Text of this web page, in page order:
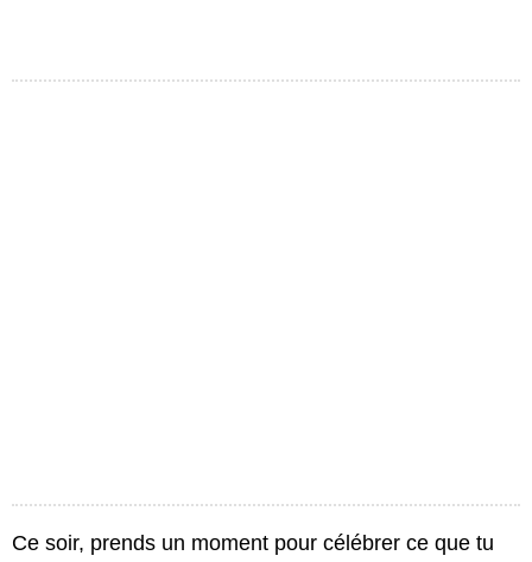
Ce soir, prends un moment pour célébrer ce que tu